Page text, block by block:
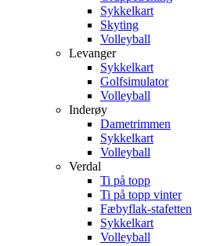
Sykkelkart
Skyting
Volleyball
Levanger
Sykkelkart
Golfsimulator
Volleyball
Inderøy
Dametrimmen
Sykkelkart
Volleyball
Verdal
Ti på topp
Ti på topp vinter
Fæbyflak-stafetten
Sykkelkart
Volleyball